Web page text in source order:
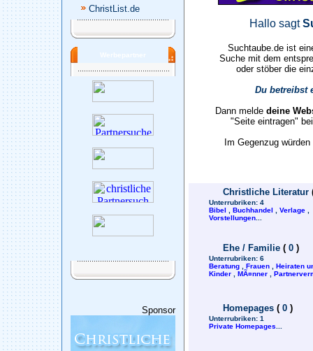
ChristList.de
Werbepartner
Sponsor
Hallo sagt
Suchtaube.de ist
Suche mit dem
oder stöber die
Du betreibst
Dann melde deine
"Seite eintragen"
Im Gegenzug
Christliche Literatur
Unterrubriken: 4
Bibel
Buchhandel Verlage
Vorstellungen
Ehe / Familie ( 0 )
Unterrubriken: 6
Beratung
Frauen
Heiraten
Kinder
MÃ¤nner
Homepages ( 0 )
Unterrubriken: 1
Private Homepages